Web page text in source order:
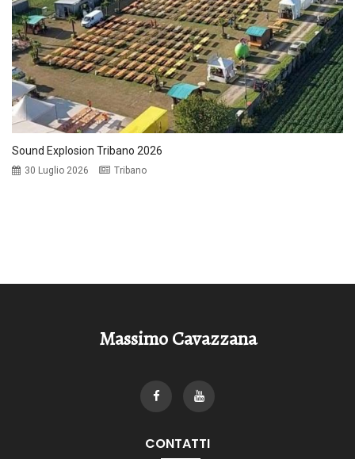
Sound Explosion Tribano 2026
30 Luglio 2026 Tribano
Massimo Cavazzana
CONTATTI